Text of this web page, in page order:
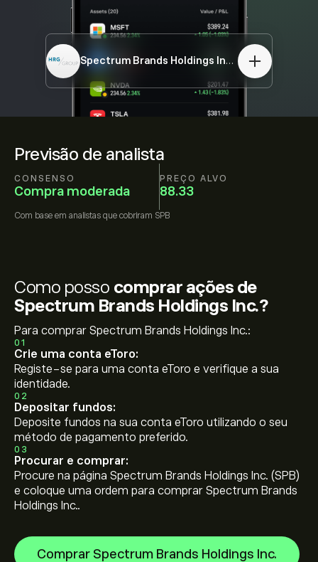
Previsão de analista
CONSENSO
Compra moderada
PREÇO ALVO
88.33
Com base em analistas que cobriram SPB
Spectrum Brands Holdings Inc. SPB
Como posso comprar ações de
Spectrum Brands Holdings Inc.?
Para comprar Spectrum Brands Holdings Inc.:
01
Crie uma conta eToro:
Registe-se para uma conta eToro e verifique a sua
identidade.
02
Depositar fundos:
Deposite fundos na sua conta eToro utilizando o seu
método de pagamento preferido.
03
Procurar e comprar:
Procure na página Spectrum Brands Holdings Inc. (SPB)
e coloque uma ordem para comprar Spectrum Brands
Holdings Inc..
Comprar Spectrum Brands Holdings Inc.